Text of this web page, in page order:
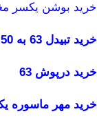
خرید بوشن یکسر
خرید تبیدل 63 به 50
خرید درپوش 63
خرید مهر ماسوره